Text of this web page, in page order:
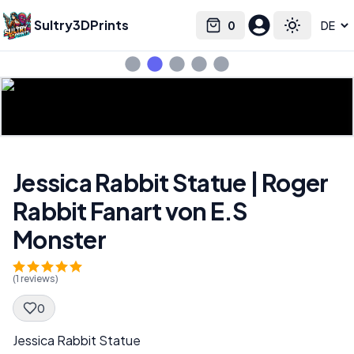
Sultry3DPrints 0
Cart Toggle
Select language
Jessica Rabbit Statue | Roger
Rabbit Fanart von E.S
Monster
(1 reviews)
0
Spec Description
Jessica Rabbit Statue